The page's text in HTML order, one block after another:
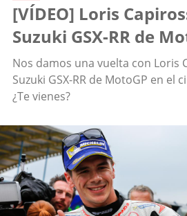
[VÍDEO] Loris
Suzuki GSX-RR de
Nos damos una vuelta con Loris
Suzuki GSX-RR de MotoGP en el
¿Te vienes?